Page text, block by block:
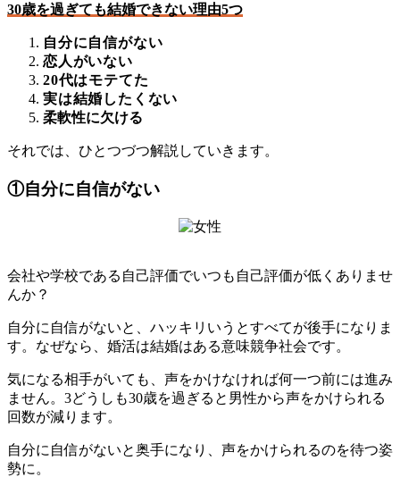
30歳を過ぎても結婚できない理由5つ
自分に自信がない
恋人がいない
20代はモテてた
実は結婚したくない
柔軟性に欠ける
それでは、ひとつづつ解説していきます。
①自分に自信がない
会社や学校である自己評価でいつも自己評価が低くありませ
んか？
自分に自信がないと、ハッキリいうとすべてが後手になりま
す。なぜなら、婚活は結婚はある意味競争社会です。
気になる相手がいても、声をかけなければ何一つ前には進み
ません。3どうしも30歳を過ぎると男性から声をかけられる
回数が減ります。
自分に自信がないと奥手になり、声をかけられるのを待つ姿
勢に。